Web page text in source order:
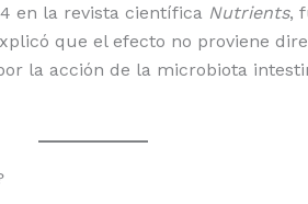
en la revista científica Nutrients,
que el efecto no proviene
la acción de la microbiota